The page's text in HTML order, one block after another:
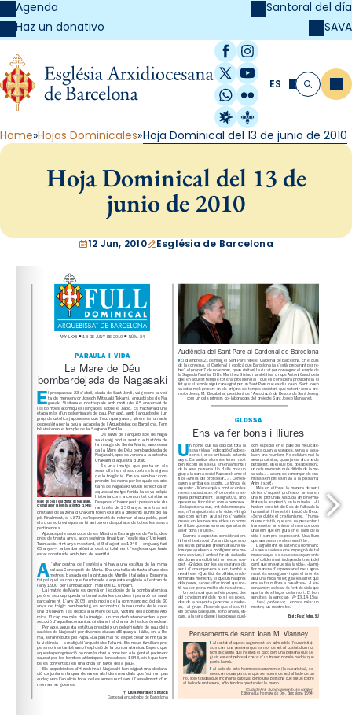
Agenda
Haz un donativo
Santoral del día
SAVA
Facebook
Instagram
X / Twitter
YouTube
WhatsApp
Flickr
Radio Estel
Catalunya
ES Buscar
Home Hojas Dominicales Hoja Dominical del 13 de junio de 2010
Hoja Dominical del 13 de
junio de 2010
12 Jun, 2010 Església de Barcelona